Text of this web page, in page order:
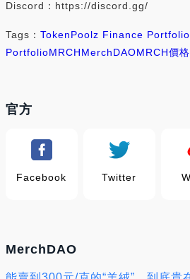
Discord：https://discord.gg/
Tags： TokenPoolz Finance Portfolio
PortfolioMRCHMerchDAOMRCH價格
官方
Facebook Twitter
MerchDAO